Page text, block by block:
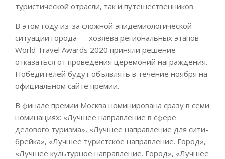
туристической отрасли, так и путешественников.
В этом году из-за сложной эпидемиологической
ситуации города — хозяева региональных этапов
World Travel Awards 2020 приняли решение
отказаться от проведения церемоний награждения.
Победителей будут объявлять в течение ноября на
официальном сайте премии.
В финале премии Москва номинирована сразу в семи
номинациях: «Лучшее направление в сфере
делового туризма», «Лучшее направление для сити-
брейка», «Лучшее туристское направление. Город»,
«Лучшее культурное направление. Город», «Лучшее